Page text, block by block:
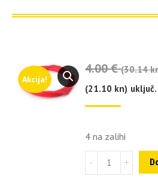
You
Akcija!
4.00€ (30.14
(21.10 kn) uključ.
4 na zalihi
sa